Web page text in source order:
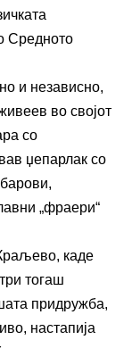
Средното
и независно,
во својот
со
џепарлак со
„фраери“
каде
тогаш
придружба,
настапија